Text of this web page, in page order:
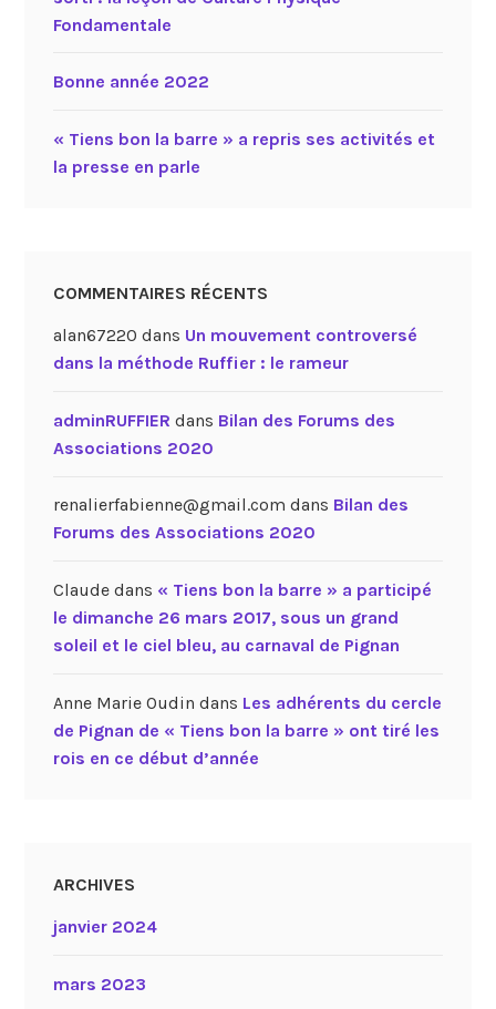
Fondamentale
Bonne année 2022
« Tiens bon la barre » a repris ses activités et
la presse en parle
COMMENTAIRES RÉCENTS
alan67220 dans Un mouvement controversé
dans la méthode Ruffier : le rameur
adminRUFFIER dans Bilan des Forums des
Associations 2020
renalierfabienne@gmail.com dans Bilan des
Forums des Associations 2020
Claudedans « Tiens bon la barre » a participé
le dimanche 26 mars 2017, sous un grand
soleil et le ciel bleu, au carnaval de Pignan
Anne Marie Oudin dans Les adhérents du cercle
de Pignan de « Tiens bon la barre » ont tiré les
rois en ce début d’année
ARCHIVES
janvier 2024
mars 2023